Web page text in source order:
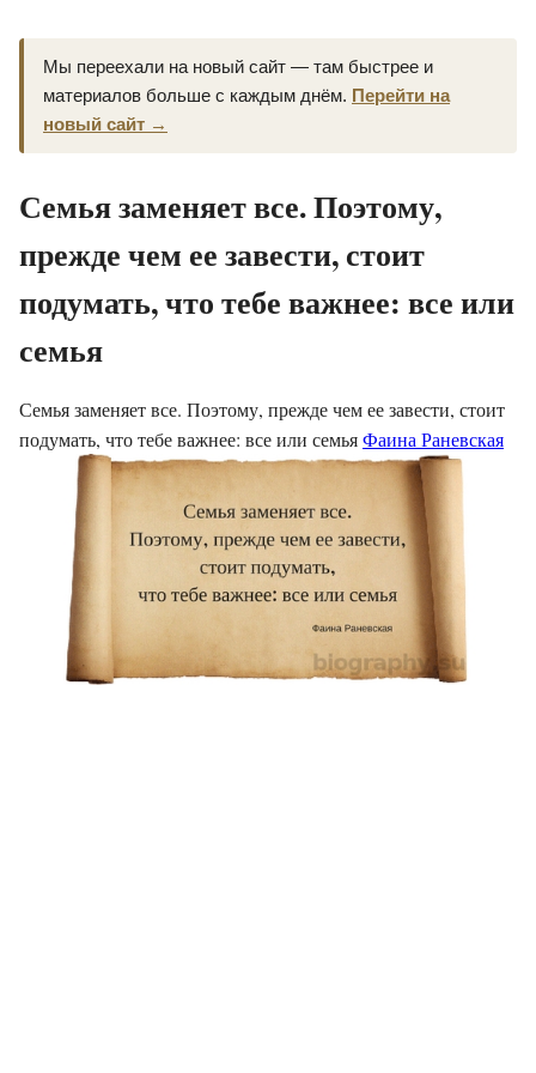
Мы переехали на новый сайт — там быстрее и
материалов больше с каждым днём. Перейти на
новый сайт →
Семья заменяет все. Поэтому,
прежде чем ее завести, стоит
подумать, что тебе важнее: все или
семья
Семья заменяет все. Поэтому, прежде чем ее завести, стоит
подумать, что тебе важнее: все или семьяФаина Раневская